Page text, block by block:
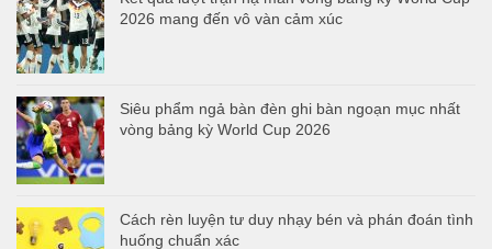
2026 mang đến vô vàn cảm xúc
Siêu phẩm ngả bàn đèn ghi bàn ngoạn mục nhất
vòng bảng kỳ World Cup 2026
Cách rèn luyện tư duy nhạy bén và phán đoán tình
huống chuẩn xác